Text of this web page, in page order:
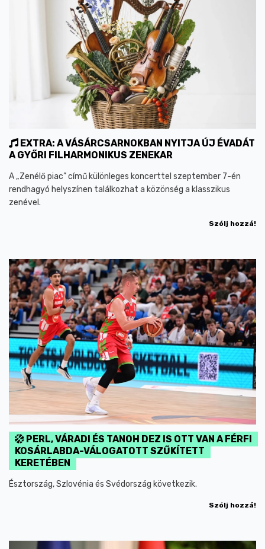
EXTRA: A VÁSÁRCSARNOKBAN NYITJA ÚJ ÉVADÁT
A GYŐRI FILHARMONIKUS ZENEKAR
A „Zenélő piac” című különleges koncerttel szeptember 7-én
rendhagyó helyszínen találkozhat a közönség a klasszikus
zenével.
Szólj hozzá!
PERL, VÁRADI ÉS TANOH DEZ IS OTT VAN A FÉRFI
KOSÁRLABDA-VÁLOGATOTT SZŰKÍTETT
KERETÉBEN
Észtország, Szlovénia és Svédország következik.
Szólj hozzá!